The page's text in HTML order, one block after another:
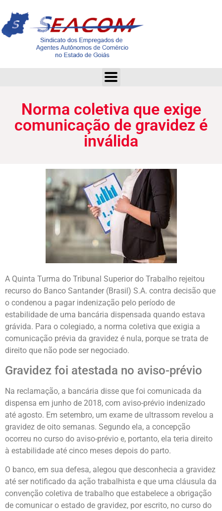
Norma coletiva que exige
comunicação de gravidez é
inválida
A Quinta Turma do Tribunal Superior do Trabalho rejeitou
recurso do Banco Santander (Brasil) S.A. contra decisão que
o condenou a pagar indenização pelo período de
estabilidade de uma bancária dispensada quando estava
grávida. Para o colegiado, a norma coletiva que exigia a
comunicação prévia da gravidez é nula, porque se trata de
direito que não pode ser negociado.
Gravidez foi atestada no aviso-prévio
Na reclamação, a bancária disse que foi comunicada da
dispensa em junho de 2018, com aviso-prévio indenizado
até agosto. Em setembro, um exame de ultrassom revelou a
gravidez de oito semanas. Segundo ela, a concepção
ocorreu no curso do aviso-prévio e, portanto, ela teria direito
à estabilidade até cinco meses depois do parto.
O banco, em sua defesa, alegou que desconhecia a gravidez
até ser notificado da ação trabalhista e que uma cláusula da
convenção coletiva de trabalho que estabelece a obrigação
de comunicar o estado de gravidez, por escrito, no curso do